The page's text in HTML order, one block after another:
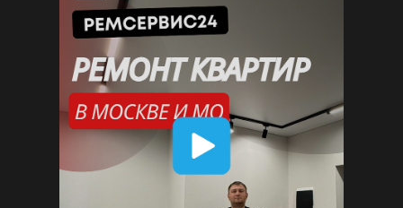
Евроремонт квартиры
Обзор ванной комнаты